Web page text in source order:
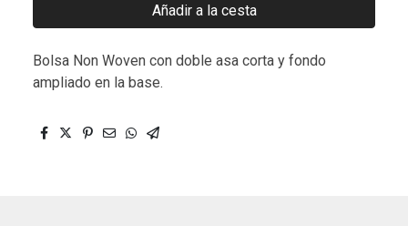
Añadir a la cesta
Bolsa Non Woven con doble asa corta y fondo
ampliado en la base.